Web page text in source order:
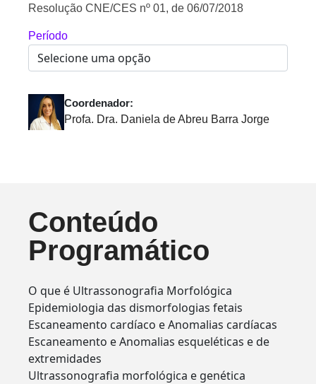
Resolução CNE/CES nº 01, de 06/07/2018
Período
Coordenador:
Profa. Dra. Daniela de Abreu Barra Jorge
Conteúdo
Programático
O que é Ultrassonografia Morfológica
Epidemiologia das dismorfologias fetais
Escaneamento cardíaco e Anomalias cardíacas
Escaneamento e Anomalias esqueléticas e de
extremidades
Ultrassonografia morfológica e genética